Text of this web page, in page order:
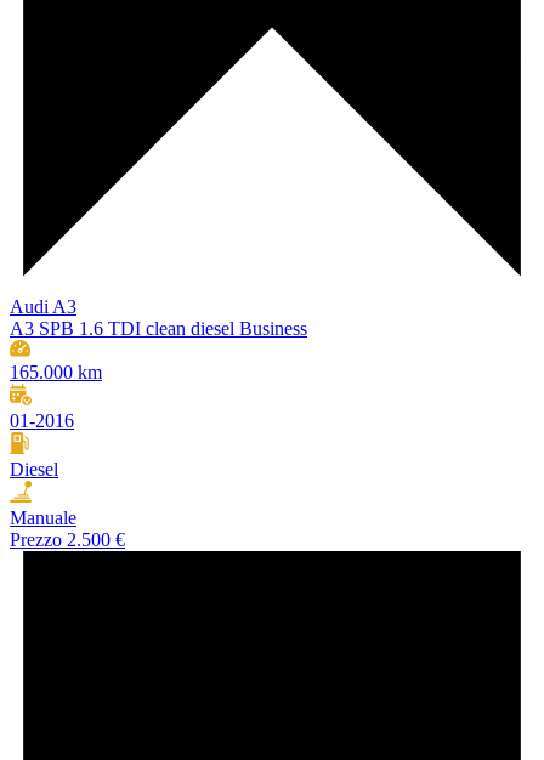
Audi A3
A3 SPB 1.6 TDI clean diesel Business
165.000 km
01-2016
Diesel
Manuale
Prezzo 2.500 €